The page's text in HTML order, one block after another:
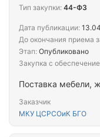
Поставка мебели,
Заказчик
МКУ ЦСРСОиК БГО
Тип закупки: 44-ФЗ
Дата публикации:
До окончания приема
Этап: Опубликовано
Закупка с